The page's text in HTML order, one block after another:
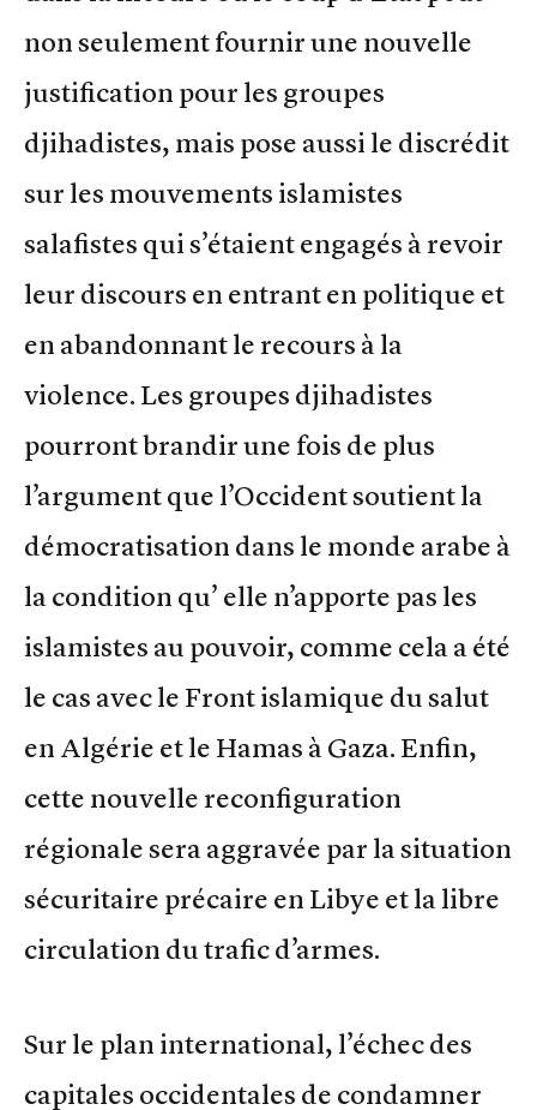
non seulement fournir une nouvelle
justification pour les groupes
djihadistes, mais pose aussi le discrédit
sur les mouvements islamistes
salafistes qui s’étaient engagés à revoir
leur discours en entrant en politique et
en abandonnant le recours à la
violence. Les groupes djihadistes
pourront brandir une fois de plus
l’argument que l’Occident soutient la
démocratisation dans le monde arabe à
la condition qu’ elle n’apporte pas les
islamistes au pouvoir, comme cela a été
le cas avec le Front islamique du salut
en Algérie et le Hamas à Gaza. Enfin,
cette nouvelle reconfiguration
régionale sera aggravée par la situation
sécuritaire précaire en Libye et la libre
circulation du trafic d’armes.
Sur le plan international, l’échec des
capitales occidentales de condamner